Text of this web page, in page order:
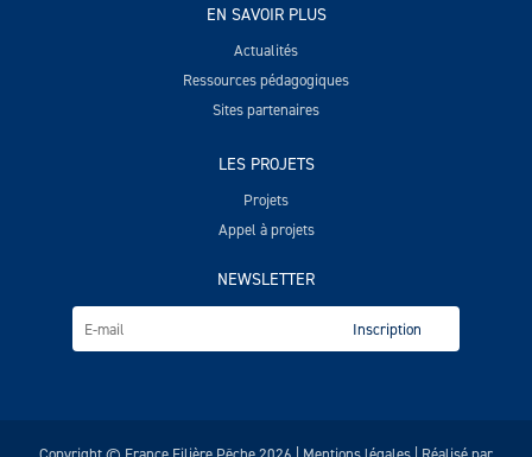
EN SAVOIR PLUS
Actualités
Ressources pédagogiques
Sites partenaires
LES PROJETS
Projets
Appel à projets
NEWSLETTER